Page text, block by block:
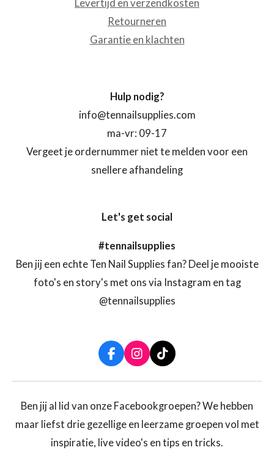
Levertijd en verzendkosten
Retourneren
Garantie en klachten
Hulp nodig?
info@tennailsupplies.com
ma-vr: 09-17
Vergeet je ordernummer niet te melden voor een
snellere afhandeling
Let's get social
#tennailsupplies
Ben jij een echte Ten Nail Supplies fan? Deel je mooiste
foto's en story's met ons via Instagram en tag
@tennailsupplies
F
a
c
b
o
k
I
n
s
a
r
a
T
i
k
o
Ben jij al lid van onze Facebookgroepen? We hebben
maar liefst drie gezellige en leerzame groepen vol met
inspiratie, live video's en tips en tricks.